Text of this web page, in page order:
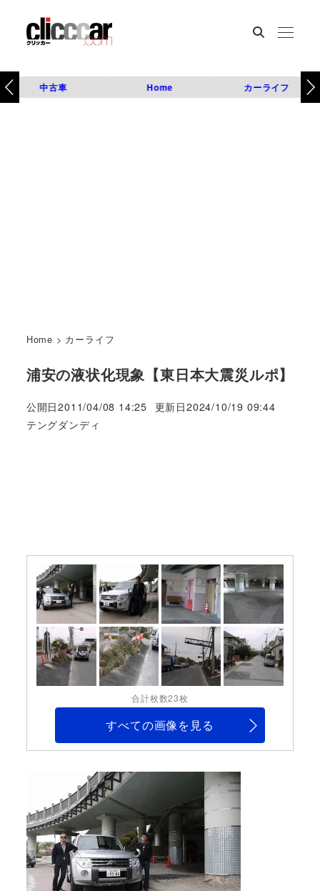
中古車 Home カーライフ
Home > カーライフ
浦安の液状化現象【東日本大震災ルポ】
公開日2011/04/08 14:25 更新日2024/10/19 09:44
著
テングダンディ
合計枚数23枚
すべての画像を見る